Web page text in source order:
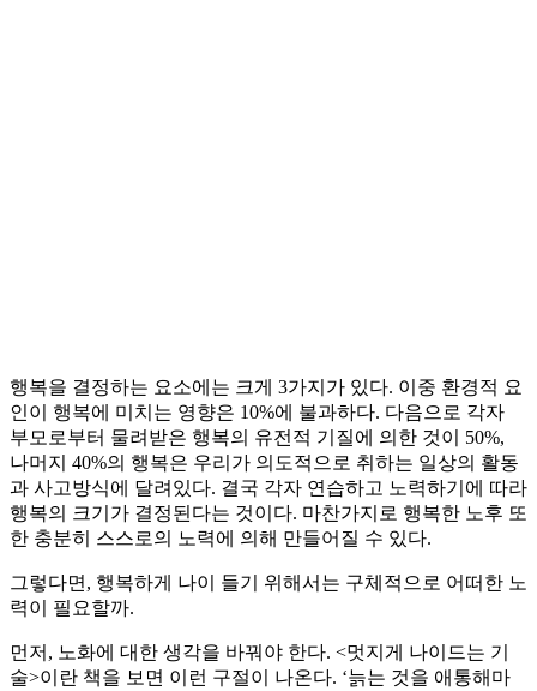
행복을 결정하는 요소에는 크게 3가지가 있다. 이중 환경적 요
인이 행복에 미치는 영향은 10%에 불과하다. 다음으로 각자
부모로부터 물려받은 행복의 유전적 기질에 의한 것이 50%,
나머지 40%의 행복은 우리가 의도적으로 취하는 일상의 활동
과 사고방식에 달려있다. 결국 각자 연습하고 노력하기에 따라
행복의 크기가 결정된다는 것이다. 마찬가지로 행복한 노후 또
한 충분히 스스로의 노력에 의해 만들어질 수 있다.
그렇다면, 행복하게 나이 들기 위해서는 구체적으로 어떠한 노
력이 필요할까.
먼저, 노화에 대한 생각을 바꿔야 한다. <멋지게 나이드는 기
술>이란 책을 보면 이런 구절이 나온다. ‘늙는 것을 애통해마